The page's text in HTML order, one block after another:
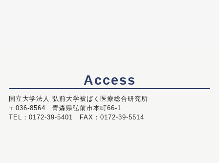
Access
国立大学法人 弘前大学被ばく医療総合研究所
〒036-8564 青森県弘前市本町66-1
TEL：0172-39-5401 FAX：0172-39-5514